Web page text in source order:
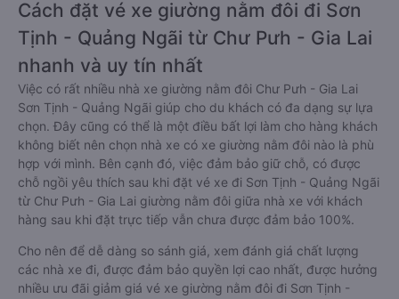
Cách đặt vé xe giường nằm đôi đi Sơn
Tịnh - Quảng Ngãi từ Chư Pưh - Gia Lai
nhanh và uy tín nhất
Việc có rất nhiều nhà xe giường nằm đôi Chư Pưh - Gia Lai
Sơn Tịnh - Quảng Ngãi giúp cho du khách có đa dạng sự lựa
chọn. Đây cũng có thể là một điều bất lợi làm cho hàng khách
không biết nên chọn nhà xe có xe giường nằm đôi nào là phù
hợp với mình. Bên cạnh đó, việc đảm bảo giữ chỗ, có được
chỗ ngồi yêu thích sau khi đặt vé xe đi Sơn Tịnh - Quảng Ngãi
từ Chư Pưh - Gia Lai giường nằm đôi giữa nhà xe với khách
hàng sau khi đặt trực tiếp vẫn chưa được đảm bảo 100%.
Cho nên để dễ dàng so sánh giá, xem đánh giá chất lượng
các nhà xe đi, được đảm bảo quyền lợi cao nhất, được hưởng
nhiều ưu đãi giảm giá vé xe giường nằm đôi đi Sơn Tịnh -